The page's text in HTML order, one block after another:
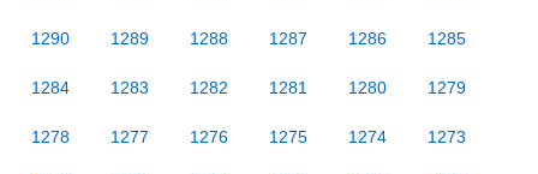
1290 1289 1288 1287 1286 1285
1284 1283 1282 1281 1280 1279
1278 1277 1276 1275 1274 1273